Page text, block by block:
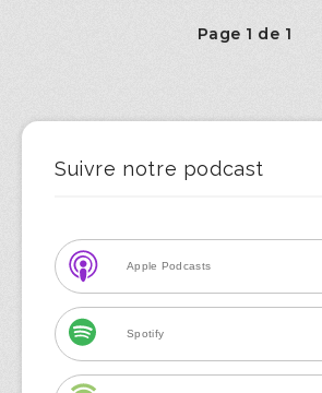
Page 1 de 1
Suivre notre podcast
Apple Podcasts
Spotify